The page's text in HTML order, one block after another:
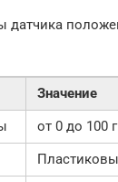
датчика
Значение
от 0 до 100